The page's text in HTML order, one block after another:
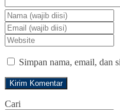
Simpan nama, email, dan
Cari